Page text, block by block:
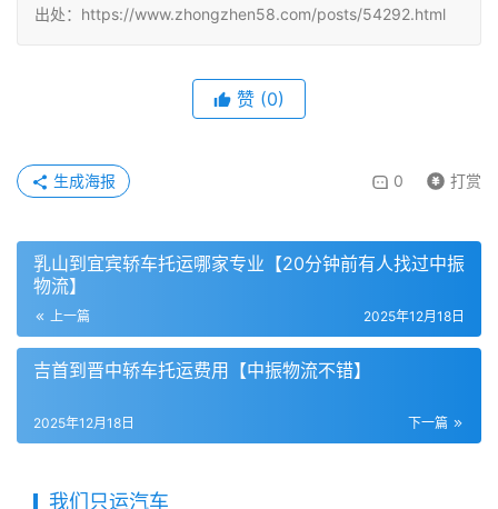
出处：https://www.zhongzhen58.com/posts/54292.html
赞 (0)
0 打赏
生成海报
乳山到宜宾轿车托运哪家专业【20分钟前有人找过中振
物流】
上一篇 2025年12月18日
吉首到晋中轿车托运费用【中振物流不错】
下一篇
2025年12月18日
我们只运汽车